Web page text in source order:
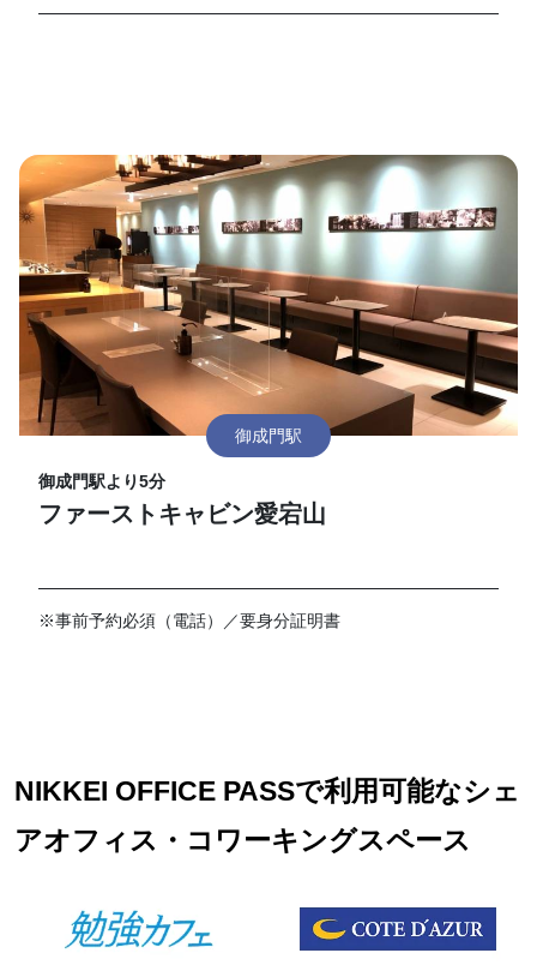
御成門駅
御成門駅より5分
ファーストキャビン愛宕山
※事前予約必須（電話）／要身分証明書
NIKKEI OFFICE PASSで利用可能なシェ
アオフィス・コワーキングスペース